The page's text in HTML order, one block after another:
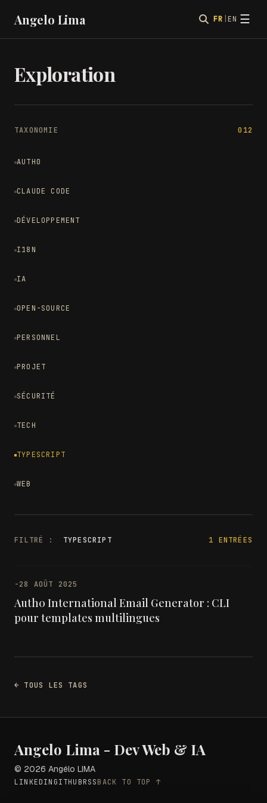
Angelo Lima FR EN ☰
Exploration
TAXONOMIE 012
AUTH0
CLAUDE CODE
DÉVELOPPEMENT
I18N
IA
OPEN-SOURCE
PERSONNEL
PROJET
SÉCURITÉ
TECH
TYPESCRIPT
WEB
FILTRÉ : TYPESCRIPT 1 ENTRÉES
-28 AOÛT 2025
Auth0 International Email Generator : CLI
pour templates multilingues
← TOUS LES TAGS
Angelo Lima - Dev Web & IA
© 2026 Angélo LIMA
LINKEDINGITHUBRSSBACK TO TOP ↑